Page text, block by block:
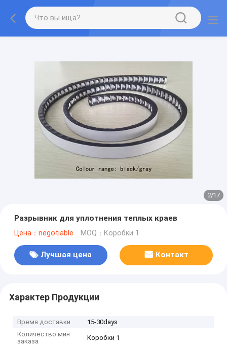
2/17
Разрывник для уплотнения теплых краев
Цена：negotiable MOQ：Коробки 1
Лучшая цена Контакт
Характер Продукции
Время доставки
15-30days
Количество мин
заказа
Коробки 1